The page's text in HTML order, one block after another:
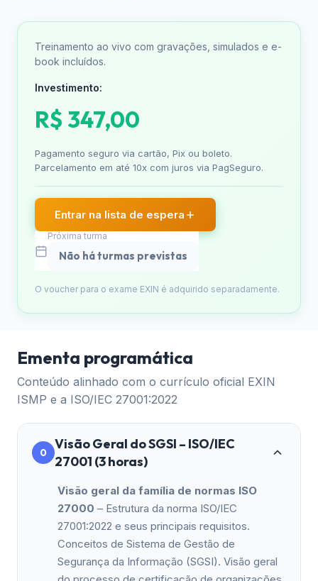
Treinamento ao vivo com gravações, simulados e e-
book incluídos.
Investimento:
R$ 347,00
Pagamento seguro via cartão, Pix ou boleto.
Parcelamento em até 10x com juros via PagSeguro.
Entrar na lista de espera
Próxima turma
Não há turmas previstas
O voucher para o exame EXIN é adquirido separadamente.
Ementa programática
Conteúdo alinhado com o currículo oficial EXIN
ISMP e a ISO/IEC 27001:2022
0
Visão Geral do SGSI – ISO/IEC
27001 (3 horas)
Visão geral da família de normas ISO
27000 – Estrutura da norma ISO/IEC
27001:2022 e seus principais requisitos.
Conceitos de Sistema de Gestão de
Segurança da Informação (SGSI). Visão geral